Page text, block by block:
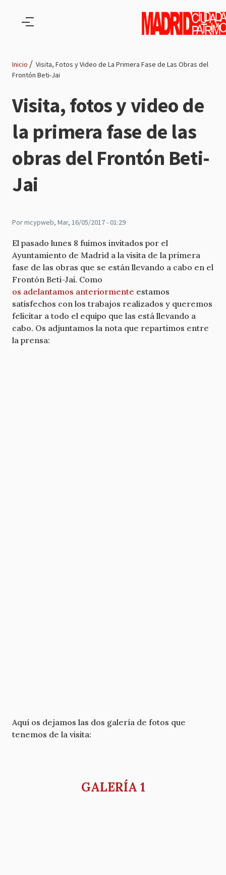
de
navegación
Inicio
Visita, Fotos y Video de La Primera Fase de Las Obras del
Frontón Beti-Jai
Visita, fotos y video de
la primera fase de las
obras del Frontón Beti-
Jai
Pormcypweb, Mar, 16/05/2017 - 01:29
El pasado lunes 8 fuimos invitados por el
Ayuntamiento de Madrid a la visita de la primera
fase de las obras que se están llevando a cabo en el
Frontón Beti-Jai. Como
os adelantamos anteriormente estamos
satisfechos con los trabajos realizados y queremos
felicitar a todo el equipo que las está llevando a
cabo. Os adjuntamos la nota que repartimos entre
la prensa:
Aquí os dejamos las dos galería de fotos que
tenemos de la visita:
GALERÍA 1